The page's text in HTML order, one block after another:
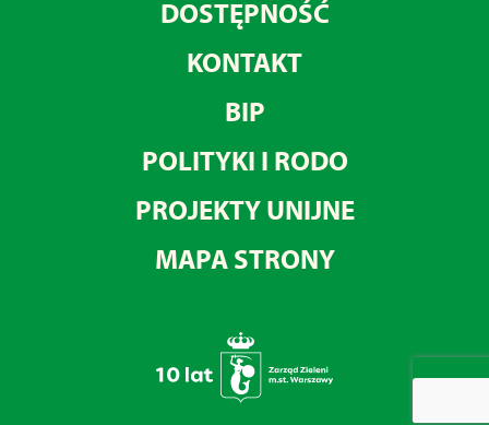
DOSTĘPNOŚĆ
KONTAKT
BIP
POLITYKI I RODO
PROJEKTY UNIJNE
MAPA STRONY